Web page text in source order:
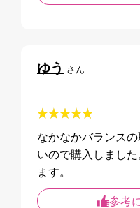
ゆう さん
なかなかバランス
いので購入しまし
ます。
参考